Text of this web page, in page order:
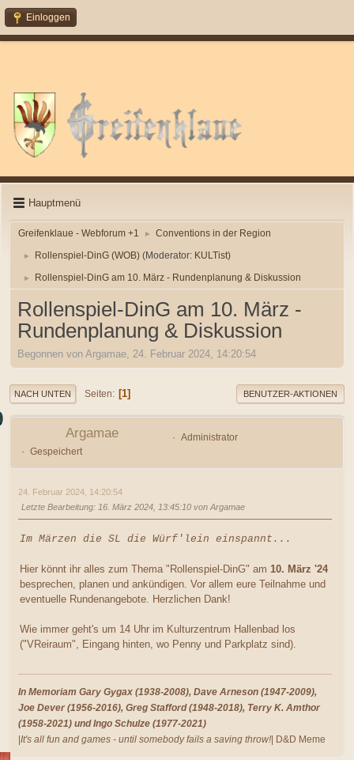
Einloggen
Hauptmenü
Greifenklaue - Webforum +1 ► Conventions in der Region
► Rollenspiel-DinG (WOB) (Moderator: KULTist)
► Rollenspiel-DinG am 10. März - Rundenplanung & Diskussion
Rollenspiel-DinG am 10. März -
Rundenplanung & Diskussion
Begonnen von Argamae, 24. Februar 2024, 14:20:54
NACH UNTEN Seiten 1 BENUTZER-AKTIONEN
Argamae
Administrator
Gespeichert
24. Februar 2024, 14:20:54
Letzte Bearbeitung: 16. März 2024, 13:45:10 von Argamae
Im Märzen die SL die Würf'lein einspannt...
Hier könnt ihr alles zum Thema "Rollenspiel-DinG" am 10. März '24
besprechen, planen und ankündigen. Vor allem eure Teilnahme und
eventuelle Rundenangebote. Herzlichen Dank!
Wie immer geht's um 14 Uhr im Kulturzentrum Hallenbad los
("VReiraum", Eingang hinten, wo Penny und Parkplatz sind).
In Memoriam Gary Gygax (1938-2008), Dave Arneson (1947-2009),
Joe Dever (1956-2016), Greg Stafford (1948-2018), Terry K. Amthor
(1958-2021) und Ingo Schulze (1977-2021)
|It's all fun and games - until somebody fails a saving throw!| D&D Meme